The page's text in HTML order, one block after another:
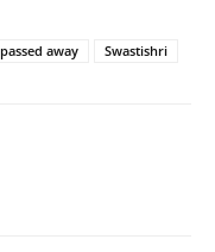
passed away Swastishri